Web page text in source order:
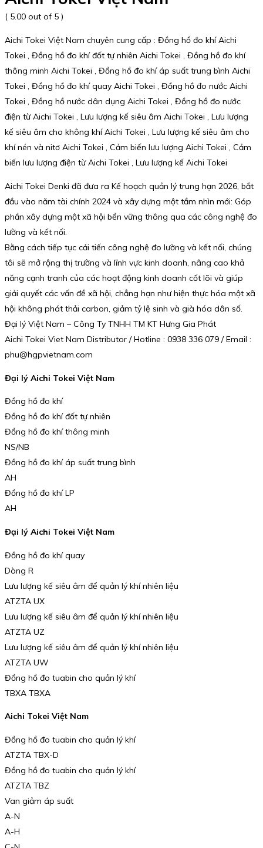
( 5.00 out of 5 )
Aichi Tokei Việt Nam chuyên cung cấp : Đồng hồ đo khí Aichi
Tokei , Đồng hồ đo khí đốt tự nhiên Aichi Tokei , Đồng hồ đo khí
thông minh Aichi Tokei , Đồng hồ đo khí áp suất trung bình Aichi
Tokei , Đồng hồ đo khí quay Aichi Tokei , Đồng hồ đo nước Aichi
Tokei , Đồng hồ nước dân dụng Aichi Tokei , Đồng hồ đo nước
điện từ Aichi Tokei , Lưu lượng kế siêu âm Aichi Tokei , Lưu lượng
kế siêu âm cho không khí Aichi Tokei , Lưu lượng kế siêu âm cho
khí nén và nitơ Aichi Tokei , Cảm biến lưu lượng Aichi Tokei , Cảm
biến lưu lượng điện từ Aichi Tokei , Lưu lượng kế Aichi Tokei
Aichi Tokei Denki đã đưa ra Kế hoạch quản lý trung hạn 2026, bắt
đầu vào năm tài chính 2024 và xây dựng một tầm nhìn mới: Góp
phần xây dựng một xã hội bền vững thông qua các công nghệ đo
lường và kết nối.
Bằng cách tiếp tục cải tiến công nghệ đo lường và kết nối, chúng
tôi sẽ mở rộng thị trường và lĩnh vực kinh doanh, nâng cao khả
năng cạnh tranh của các hoạt động kinh doanh cốt lõi và giúp
giải quyết các vấn đề xã hội, chẳng hạn như hiện thực hóa một xã
hội không phát thải carbon, giảm tỷ lệ sinh và già hóa dân số.
Đại lý Việt Nam – Công Ty TNHH TM KT Hưng Gia Phát
Aichi Tokei Viet Nam Distributor / Hotline : 0938 336 079 / Email :
phu@hgpvietnam.com
Đại lý Aichi Tokei Việt Nam
Đồng hồ đo khí
Đồng hồ đo khí đốt tự nhiên
Đồng hồ đo khí thông minh
NS/NB
Đồng hồ đo khí áp suất trung bình
AH
Đồng hồ đo khí LP
AH
Đại lý Aichi Tokei Việt Nam
Đồng hồ đo khí quay
Dòng R
Lưu lượng kế siêu âm để quản lý khí nhiên liệu
ATZTA UX
Lưu lượng kế siêu âm để quản lý khí nhiên liệu
ATZTA UZ
Lưu lượng kế siêu âm để quản lý khí nhiên liệu
ATZTA UW
Đồng hồ đo tuabin cho quản lý khí
TBXA TBXA
Aichi Tokei Việt Nam
Đồng hồ đo tuabin cho quản lý khí
ATZTA TBX-D
Đồng hồ đo tuabin cho quản lý khí
ATZTA TBZ
Van giảm áp suất
A-N
A-H